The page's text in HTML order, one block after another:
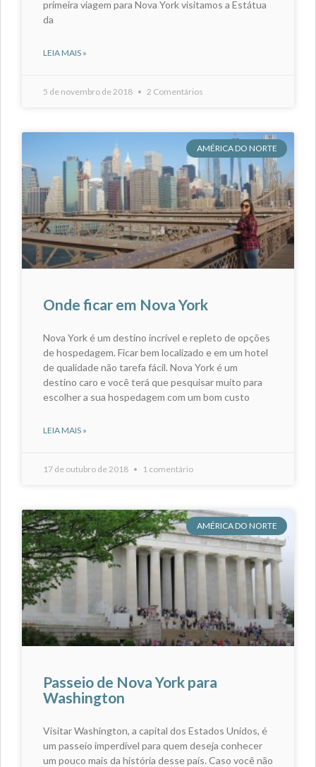
primeira viagem para Nova York visitamos a Estátua
da
LEIA MAIS »
5 de novembro de 2018 2 Comentários
AMÉRICA DO NORTE
Onde ficar em Nova York
Nova York é um destino incrível e repleto de opções
de hospedagem. Ficar bem localizado e em um hotel
de qualidade não tarefa fácil. Nova York é um
destino caro e você terá que pesquisar muito para
escolher a sua hospedagem com um bom custo
LEIA MAIS »
17 de outubro de 2018 1 comentário
AMÉRICA DO NORTE
Passeio de Nova York para
Washington
Visitar Washington, a capital dos Estados Unidos, é
um passeio imperdível para quem deseja conhecer
um pouco mais da história desse país. Caso você não